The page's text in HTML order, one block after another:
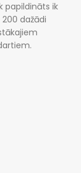
papildināts ik
dažādi